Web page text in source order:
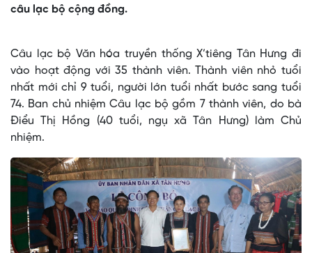
câu lạc bộ cộng đồng.
Câu lạc bộ Văn hóa truyền thống X’tiêng Tân Hưng đi
vào hoạt động với 35 thành viên. Thành viên nhỏ tuổi
nhất mới chỉ 9 tuổi, người lớn tuổi nhất bước sang tuổi
74. Ban chủ nhiệm Câu lạc bộ gồm 7 thành viên, do bà
Điểu Thị Hồng (40 tuổi, ngụ xã Tân Hưng) làm Chủ
nhiệm.